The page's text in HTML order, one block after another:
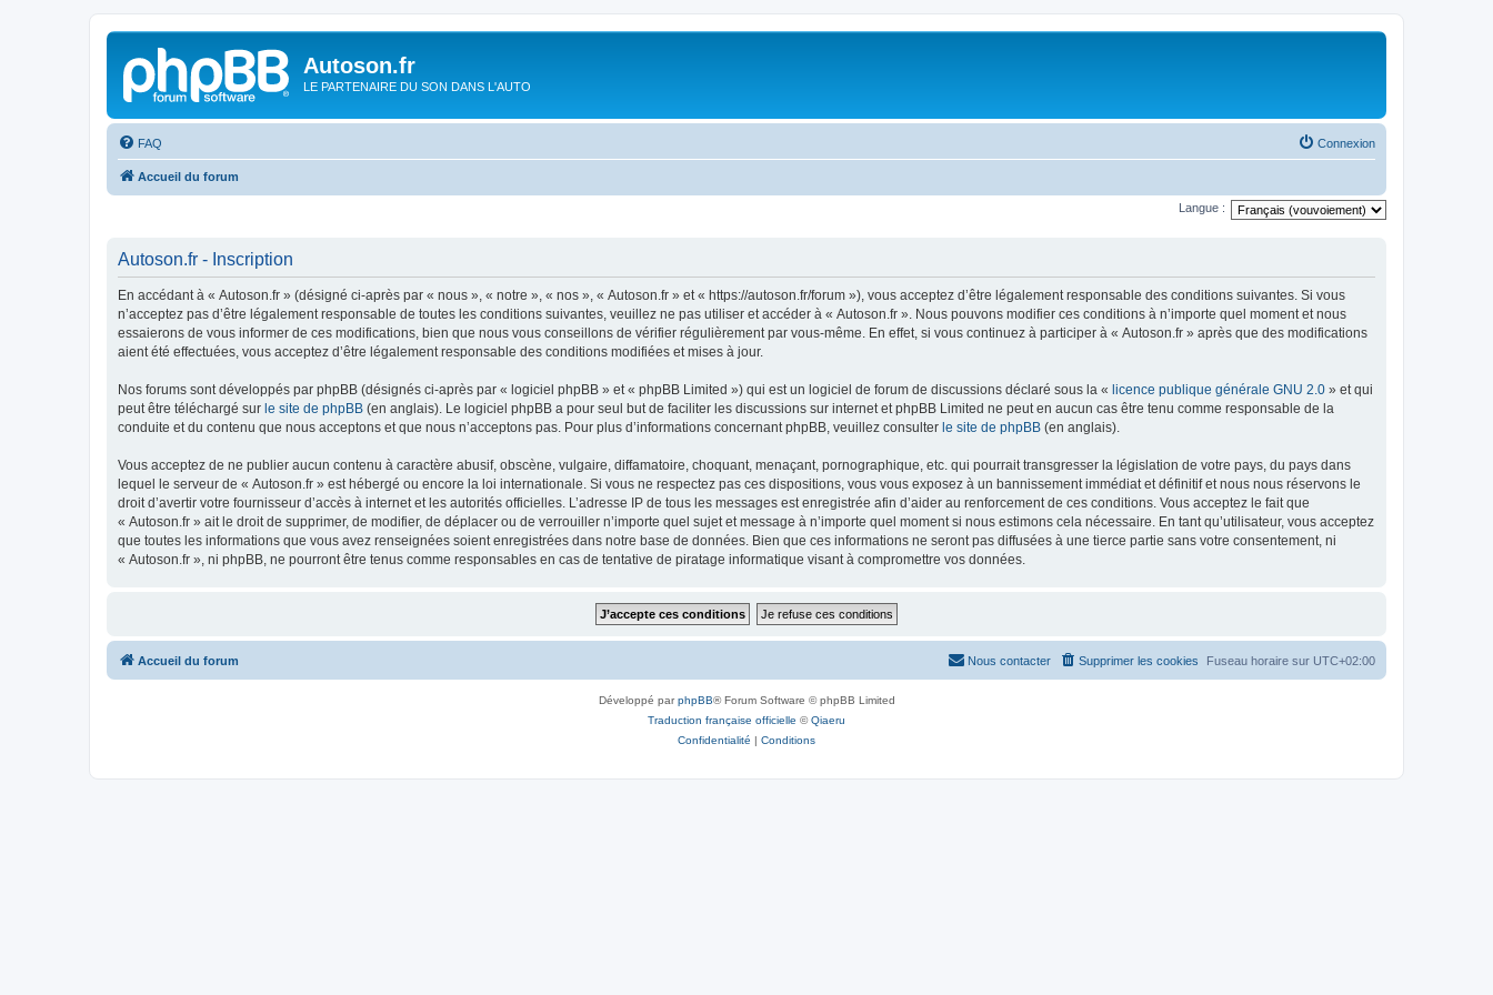
Autoson.fr
LE PARTENAIRE DU SON DANS L'AUTO
FAQ Connexion
Accueil du forum
Langue :
Autoson.fr - Inscription
En accédant à « Autoson.fr » (désigné ci-après par « nous », « notre », « nos », « Autoson.fr » et « https://autoson.fr/forum »), vous acceptez d’être légalement responsable des conditions suivantes. Si vous
n’acceptez pas d’être légalement responsable de toutes les conditions suivantes, veuillez ne pas utiliser et accéder à « Autoson.fr ». Nous pouvons modifier ces conditions à n’importe quel moment et nous
essaierons de vous informer de ces modifications, bien que nous vous conseillons de vérifier régulièrement par vous-même. En effet, si vous continuez à participer à « Autoson.fr » après que des modifications
aient été effectuées, vous acceptez d’être légalement responsable des conditions modifiées et mises à jour.
Nos forums sont développés par phpBB (désignés ci-après par « logiciel phpBB » et « phpBB Limited ») qui est un logiciel de forum de discussions déclaré sous la « licence publique générale GNU 2.0 » et qui
peut être téléchargé sur le site de phpBB (en anglais). Le logiciel phpBB a pour seul but de faciliter les discussions sur internet et phpBB Limited ne peut en aucun cas être tenu comme responsable de la
conduite et du contenu que nous acceptons et que nous n’acceptons pas. Pour plus d’informations concernant phpBB, veuillez consulter le site de phpBB (en anglais).
Vous acceptez de ne publier aucun contenu à caractère abusif, obscène, vulgaire, diffamatoire, choquant, menaçant, pornographique, etc. qui pourrait transgresser la législation de votre pays, du pays dans
lequel le serveur de « Autoson.fr » est hébergé ou encore la loi internationale. Si vous ne respectez pas ces dispositions, vous vous exposez à un bannissement immédiat et définitif et nous nous réservons le
droit d’avertir votre fournisseur d’accès à internet et les autorités officielles. L’adresse IP de tous les messages est enregistrée afin d’aider au renforcement de ces conditions. Vous acceptez le fait que
« Autoson.fr » ait le droit de supprimer, de modifier, de déplacer ou de verrouiller n’importe quel sujet et message à n’importe quel moment si nous estimons cela nécessaire. En tant qu’utilisateur, vous acceptez
que toutes les informations que vous avez renseignées soient enregistrées dans notre base de données. Bien que ces informations ne seront pas diffusées à une tierce partie sans votre consentement, ni
« Autoson.fr », ni phpBB, ne pourront être tenus comme responsables en cas de tentative de piratage informatique visant à compromettre vos données.
Accueil du forum Fuseau horaire sur UTC+02:00
Supprimer les cookies
Nous contacter
Développé parphpBB® Forum Software © phpBB Limited
Traduction française officielle ©Qiaeru
Confidentialité | Conditions